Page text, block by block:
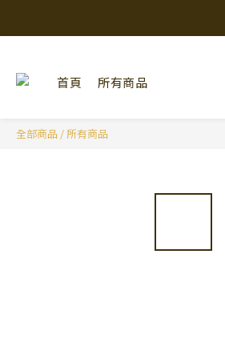
首頁 所有商品
全部商品 / 所有商品